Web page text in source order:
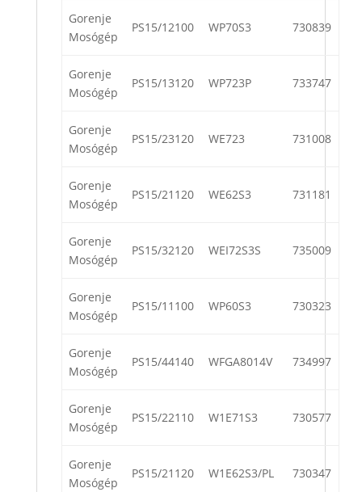
Gorenje
Mosógép
PS15/12100 WP70S3 730839
Gorenje
Mosógép
PS15/13120 WP723P 733747
Gorenje
Mosógép
PS15/23120 WE723 731008
Gorenje
Mosógép
PS15/21120 WE62S3 731181
Gorenje
Mosógép
PS15/32120 WEI72S3S 735009
Gorenje
Mosógép
PS15/11100 WP60S3 730323
Gorenje
Mosógép
PS15/44140 WFGA8014V 734997
Gorenje
Mosógép
PS15/22110 W1E71S3 730577
Gorenje
Mosógép
PS15/21120 W1E62S3/PL 730347